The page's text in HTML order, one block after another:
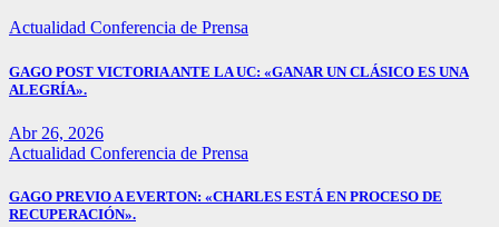
Actualidad Conferencia de Prensa
GAGO POST VICTORIA ANTE LA UC: «GANAR UN CLÁSICO ES UNA
ALEGRÍA».
Abr 26, 2026
Actualidad Conferencia de Prensa
GAGO PREVIO A EVERTON: «CHARLES ESTÁ EN PROCESO DE
RECUPERACIÓN».